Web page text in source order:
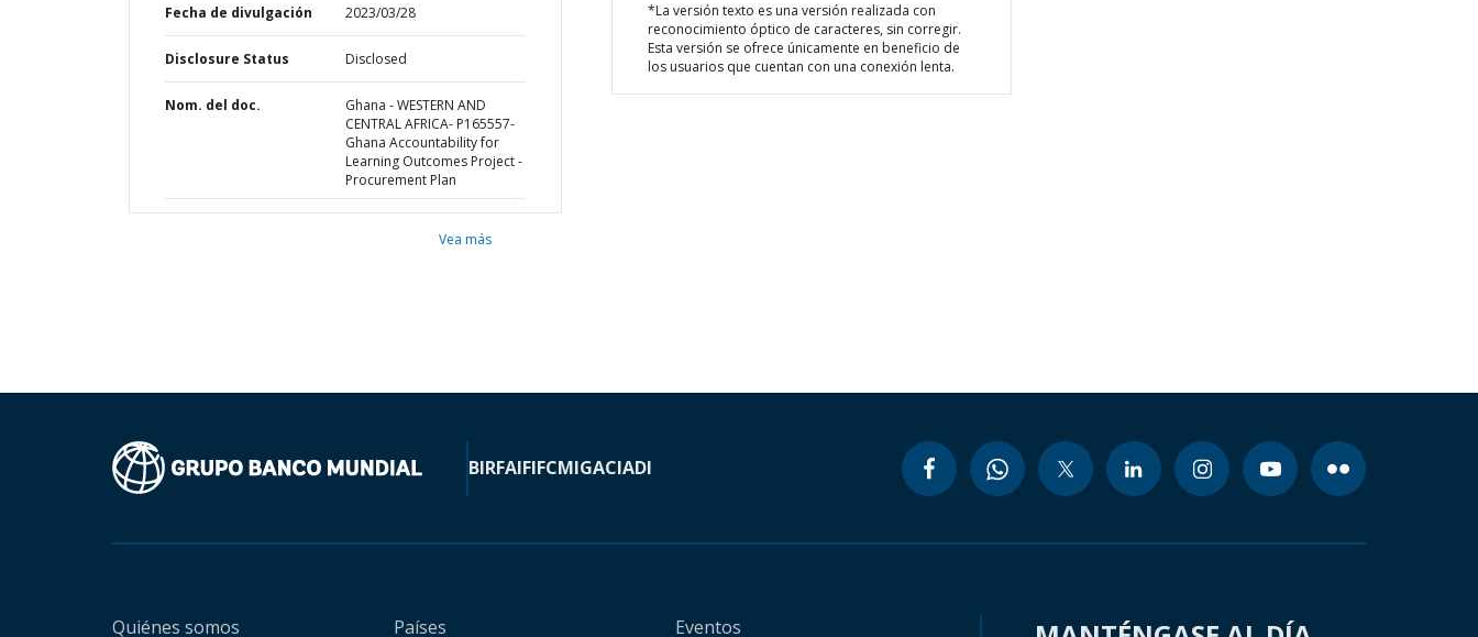
Fecha de divulgación 2023/03/28
Disclosure Status Disclosed
Nom. del doc.
Ghana - WESTERN AND
CENTRAL AFRICA- P165557-
Ghana Accountability for
Learning Outcomes Project -
Procurement Plan
Vea más
*La versión texto es una versión realizada con
reconocimiento óptico de caracteres, sin corregir.
Esta versión se ofrece únicamente en beneficio de
los usuarios que cuentan con una conexión lenta.
BIRFAIFIFCMIGACIADI
Quiénes somos Países Eventos